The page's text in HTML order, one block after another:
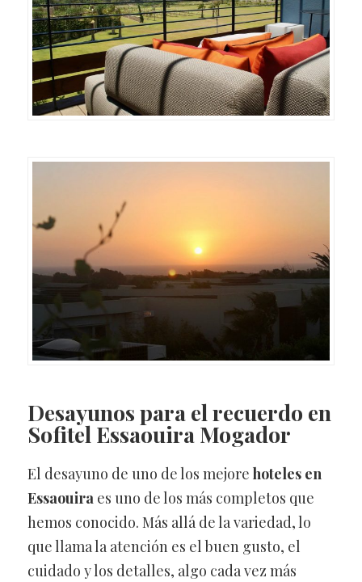
Desayunos para el recuerdo en
Sofitel Essaouira Mogador
El desayuno de uno de los mejore hoteles en
Essaouiraes uno de los más completos que
hemos conocido. Más allá de la variedad, lo
que llama la atención es el buen gusto, el
cuidado y los detalles, algo cada vez más